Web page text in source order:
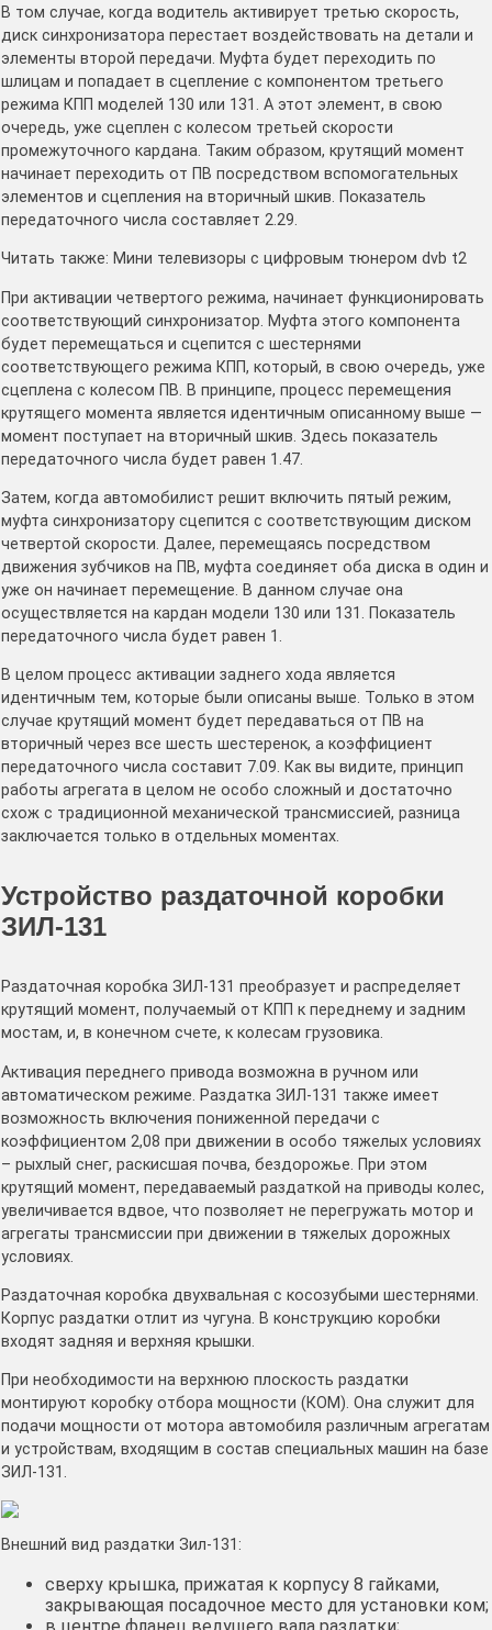
В том случае, когда водитель активирует третью скорость,
диск синхронизатора перестает воздействовать на детали и
элементы второй передачи. Муфта будет переходить по
шлицам и попадает в сцепление с компонентом третьего
режима КПП моделей 130 или 131. А этот элемент, в свою
очередь, уже сцеплен с колесом третьей скорости
промежуточного кардана. Таким образом, крутящий момент
начинает переходить от ПВ посредством вспомогательных
элементов и сцепления на вторичный шкив. Показатель
передаточного числа составляет 2.29.
Читать также: Мини телевизоры с цифровым тюнером dvb t2
При активации четвертого режима, начинает функционировать
соответствующий синхронизатор. Муфта этого компонента
будет перемещаться и сцепится с шестернями
соответствующего режима КПП, который, в свою очередь, уже
сцеплена с колесом ПВ. В принципе, процесс перемещения
крутящего момента является идентичным описанному выше —
момент поступает на вторичный шкив. Здесь показатель
передаточного числа будет равен 1.47.
Затем, когда автомобилист решит включить пятый режим,
муфта синхронизатору сцепится с соответствующим диском
четвертой скорости. Далее, перемещаясь посредством
движения зубчиков на ПВ, муфта соединяет оба диска в один и
уже он начинает перемещение. В данном случае она
осуществляется на кардан модели 130 или 131. Показатель
передаточного числа будет равен 1.
В целом процесс активации заднего хода является
идентичным тем, которые были описаны выше. Только в этом
случае крутящий момент будет передаваться от ПВ на
вторичный через все шесть шестеренок, а коэффициент
передаточного числа составит 7.09. Как вы видите, принцип
работы агрегата в целом не особо сложный и достаточно
схож с традиционной механической трансмиссией, разница
заключается только в отдельных моментах.
Устройство раздаточной коробки
ЗИЛ-131
Раздаточная коробка ЗИЛ-131 преобразует и распределяет
крутящий момент, получаемый от КПП к переднему и задним
мостам, и, в конечном счете, к колесам грузовика.
Активация переднего привода возможна в ручном или
автоматическом режиме. Раздатка ЗИЛ-131 также имеет
возможность включения пониженной передачи с
коэффициентом 2,08 при движении в особо тяжелых условиях
– рыхлый снег, раскисшая почва, бездорожье. При этом
крутящий момент, передаваемый раздаткой на приводы колес,
увеличивается вдвое, что позволяет не перегружать мотор и
агрегаты трансмиссии при движении в тяжелых дорожных
условиях.
Раздаточная коробка двухвальная с косозубыми шестернями.
Корпус раздатки отлит из чугуна. В конструкцию коробки
входят задняя и верхняя крышки.
При необходимости на верхнюю плоскость раздатки
монтируют коробку отбора мощности (КОМ). Она служит для
подачи мощности от мотора автомобиля различным агрегатам
и устройствам, входящим в состав специальных машин на базе
ЗИЛ-131.
Внешний вид раздатки Зил-131:
сверху крышка, прижатая к корпусу 8 гайками,
закрывающая посадочное место для установки ком;